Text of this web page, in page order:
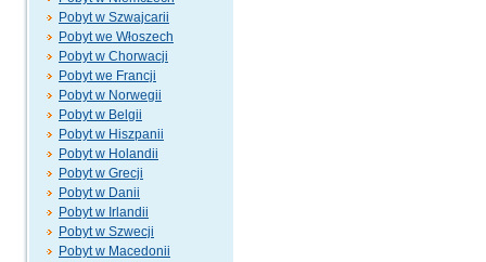
Pobyt w Szwajcarii
Pobyt we Włoszech
Pobyt w Chorwacji
Pobyt we Francji
Pobyt w Norwegii
Pobyt w Belgii
Pobyt w Hiszpanii
Pobyt w Holandii
Pobyt w Grecji
Pobyt w Danii
Pobyt w Irlandii
Pobyt w Szwecji
Pobyt w Macedonii